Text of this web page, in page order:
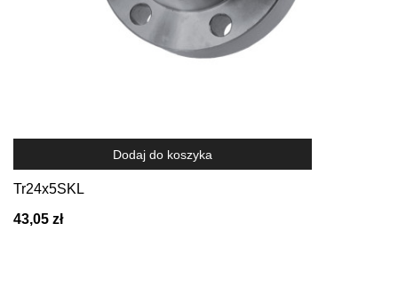
Dodaj do koszyka
Tr24x5SKL
43,05 zł